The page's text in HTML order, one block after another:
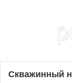
Скважинный